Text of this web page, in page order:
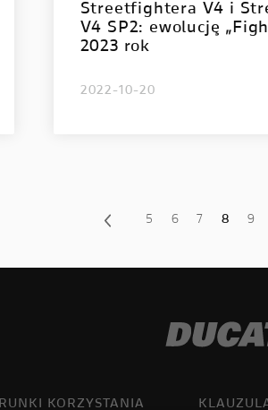
Streetfightera V4 i
V4 SP2: ewolucję
2023 rok
2022-10-20
5 6 7 8 9
KORZYSTANIA